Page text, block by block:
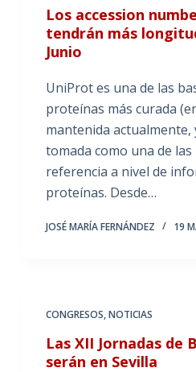
Los accession
tendrán más
Junio
UniProt es una de las
proteínas más curada
mantenida actualmente,
tomada como una de las
referencia a nivel de
proteínas. Desde…
JOSÉ MARÍA FERNÁNDEZ 19
CONGRESOS,NOTICIAS
Las XII Jornadas de
serán en Sevilla